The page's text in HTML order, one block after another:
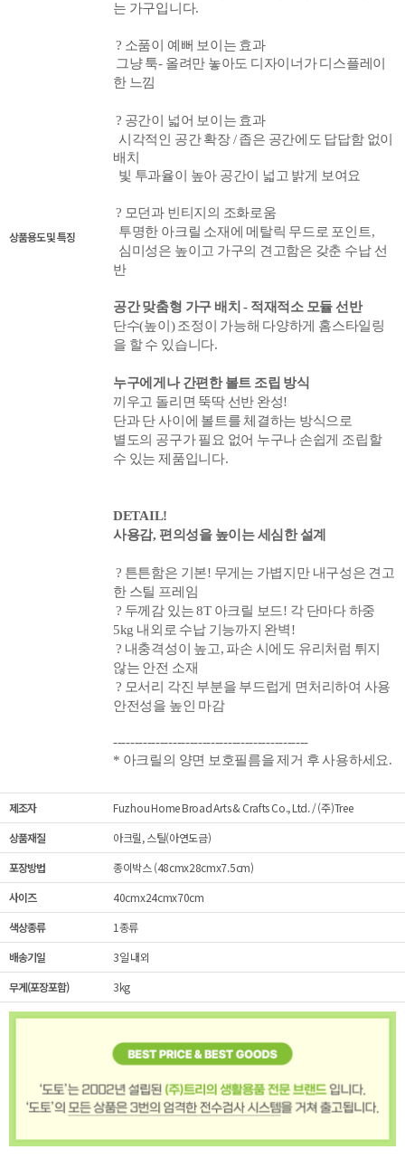
상품용도 및 특징
는 가구입니다.
? 소품이 예뻐 보이는 효과
그냥 툭- 올려만 놓아도 디자이너가 디스플레이
한 느낌
? 공간이 넓어 보이는 효과
시각적인 공간 확장 / 좁은 공간에도 답답함 없이
배치
빛 투과율이 높아 공간이 넓고 밝게 보여요
? 모던과 빈티지의 조화로움
투명한 아크릴 소재에 메탈릭 무드로 포인트,
심미성은 높이고 가구의 견고함은 갖춘 수납 선
반
공간 맞춤형 가구 배치 - 적재적소 모듈 선반
단수(높이) 조정이 가능해 다양하게 홈스타일링
을 할 수 있습니다.
누구에게나간편한 볼트 조립 방식
끼우고 돌리면 뚝딱 선반 완성!
단과 단 사이에 볼트를 체결하는 방식으로
별도의 공구가 필요 없어 누구나 손쉽게 조립할
수 있는 제품입니다.
DETAIL!
사용감, 편의성을 높이는 세심한 설계
? 튼튼함은 기본! 무게는 가볍지만 내구성은 견고
한 스틸 프레임
? 두께감 있는 8T 아크릴 보드! 각단마다 하중
5kg 내외로 수납 기능까지 완벽!
? 내충격성이 높고, 파손 시에도 유리처럼 튀지
않는 안전 소재
? 모서리 각진 부분을 부드럽게 면처리하여 사용
안전성을 높인 마감
----------------------------------------------
* 아크릴의 양면 보호필름을 제거 후 사용하세요.
제조자
Fuzhou Home Broad Arts & Crafts Co., Ltd. / (주)Tree
상품재질
아크릴, 스틸(아연도금)
포장방법
종이박스 (48cmx28cmx7.5cm)
사이즈
40cmx24cmx70cm
색상종류
1종류
배송기일
3일 내외
무게(포장포함)
3kg